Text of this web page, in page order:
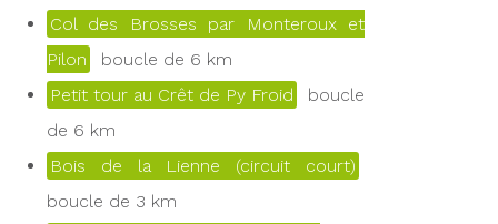
Col des Brosses par Monteroux et
Pilon
boucle de 6 km
Petit tour au Crêt de Py Froid
boucle
de 6 km
Bois de la Lienne (circuit court)
boucle de 3 km